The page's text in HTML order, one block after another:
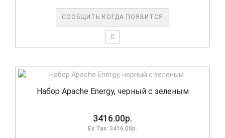
СООБЩИТЬ КОГДА ПОЯВИТСЯ
Набор Apache Energy, черный с зеленым
3416.00р.
Ex Tax: 3416.00р.